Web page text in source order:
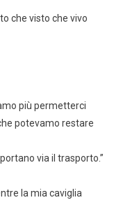
che visto che vivo
più permetterci
potevamo restare
via il trasporto.”
la mia caviglia